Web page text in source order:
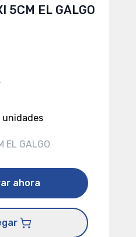
5CM EL GALGO
.
unidades
EL GALGO
ahora